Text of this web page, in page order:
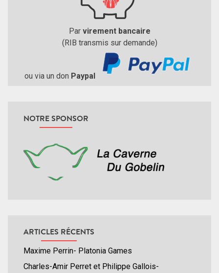
Par virement bancaire
(RIB transmis sur demande)
ou via un don Paypal
NOTRE SPONSOR
ARTICLES RÉCENTS
Maxime Perrin- Platonia Games
Charles-Amir Perret et Philippe Gallois-